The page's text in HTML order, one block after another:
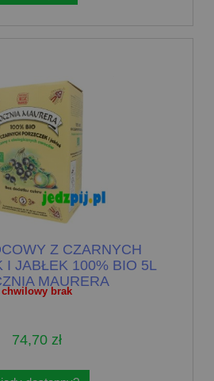
chwilowy brak
Z CZARNYCH
I JABŁEK 100% BIO 5L
MAURERA
74,70 zł